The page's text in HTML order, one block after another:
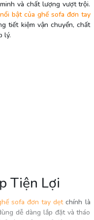
và chất lượng vượt trội.
bật của ghế sofa đơn tay
tiết kiệm vận chuyển, chất
lý.
Tiện Lợi
sofa đơn tay dẹtchính là
dễ dàng lắp đặt và tháo